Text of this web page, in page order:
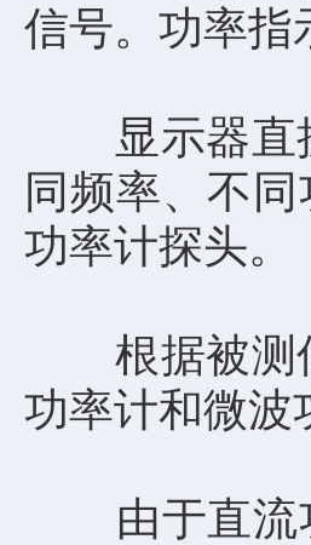
信号。功率指
显示器直接
同频率、不
功率计探头。
根据被测信
功率计和微波
由于直流功